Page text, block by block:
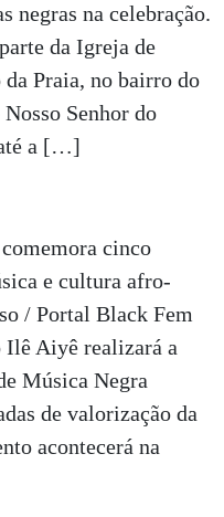
negras na celebração.
da Igreja de
da Praia, no bairro do
Senhor do
a […]
cinco
e cultura afro-
/ Portal Black Fem
Aiyê realizará a
Música Negra
de valorização da
acontecerá na